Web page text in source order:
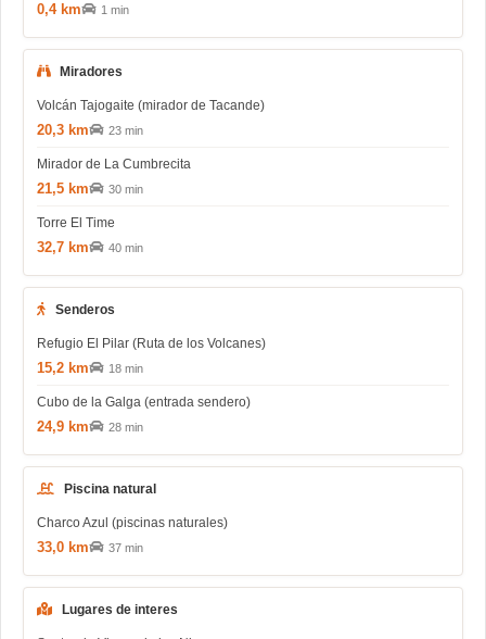
0,4 km 1 min
Miradores
Volcán Tajogaite (mirador de Tacande)
20,3 km 23 min
Mirador de La Cumbrecita
21,5 km 30 min
Torre El Time
32,7 km 40 min
Senderos
Refugio El Pilar (Ruta de los Volcanes)
15,2 km 18 min
Cubo de la Galga (entrada sendero)
24,9 km 28 min
Piscina natural
Charco Azul (piscinas naturales)
33,0 km 37 min
Lugares de interes